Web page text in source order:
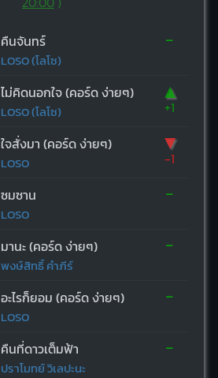
คืนจันทร์
LOSO (โลโซ)
-
ไม่คิดนอกใจ (คอร์ด ง่ายๆ)
LOSO (โลโซ)
▲
+1
ใจสั่งมา (คอร์ด ง่ายๆ)
LOSO
▼
-1
ซมซาน
LOSO
-
มานะ (คอร์ด ง่ายๆ)
พงษ์สิทธิ์ คำภีร์
-
อะไรก็ยอม (คอร์ด ง่ายๆ)
LOSO
-
คืนที่ดาวเต็มฟ้า
ปราโมทย์ วิเลปะนะ
-